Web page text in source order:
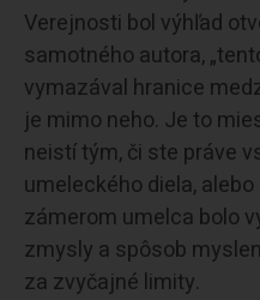
Verejnosti bol výhľad
samotného autora,
vymazával hranice
je mimo neho. Je to
neistí tým, či ste práve
umeleckého diela,
zámerom umelca bolo
zmysly a spôsob
za zvyčajné limity.